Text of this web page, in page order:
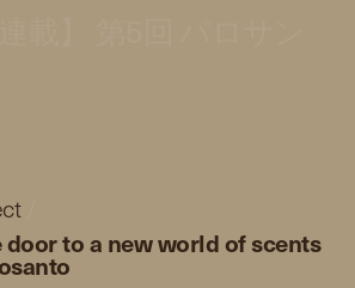
/
to a new world of scents